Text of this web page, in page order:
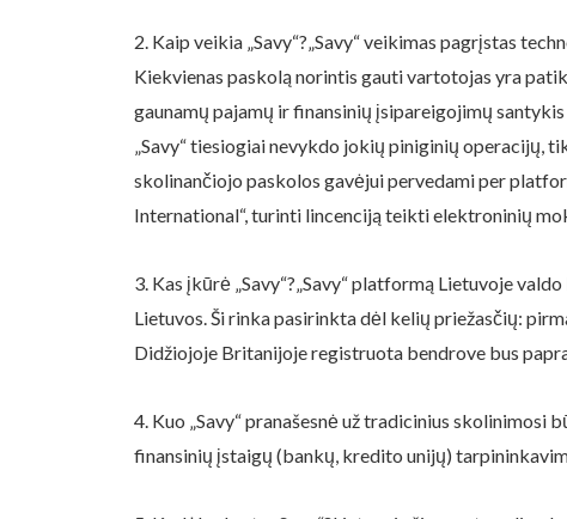
2. Kaip veikia „Savy“?„Savy“ veikimas pagrįstas
Kiekvienas paskolą norintis gauti vartotojas yra
gaunamų pajamų ir finansinių įsipareigojimų
„Savy“ tiesiogiai nevykdo jokių piniginių operacijų,
skolinančiojo paskolos gavėjui pervedami per
International“, turinti lincenciją teikti elektroninių
3. Kas įkūrė „Savy“?„Savy“ platformą Lietuvoje
Lietuvos. Ši rinka pasirinkta dėl kelių priežasčių:
Didžiojoje Britanijoje registruota bendrove bus
4. Kuo „Savy“ pranašesnė už tradicinius
finansinių įstaigų (bankų, kredito unijų)